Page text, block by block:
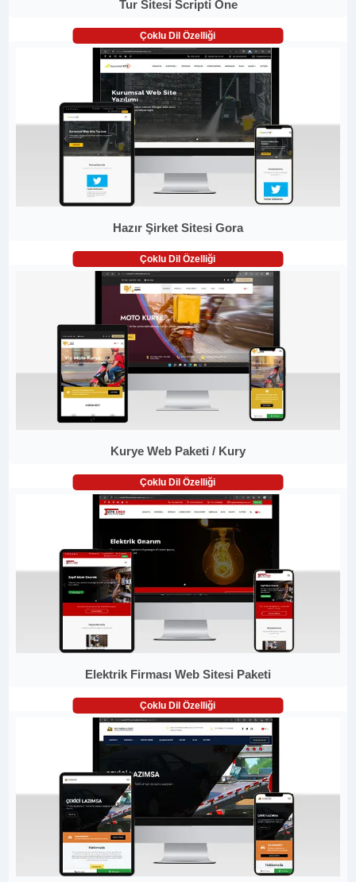
Tur Sitesi Scripti One
Çoklu Dil Özelliği
Hazır Şirket Sitesi Gora
Çoklu Dil Özelliği
Kurye Web Paketi / Kury
Çoklu Dil Özelliği
Elektrik Firması Web Sitesi Paketi
Çoklu Dil Özelliği